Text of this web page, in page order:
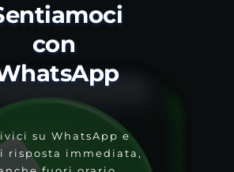
con
su WhatsApp e
risposta immediata,